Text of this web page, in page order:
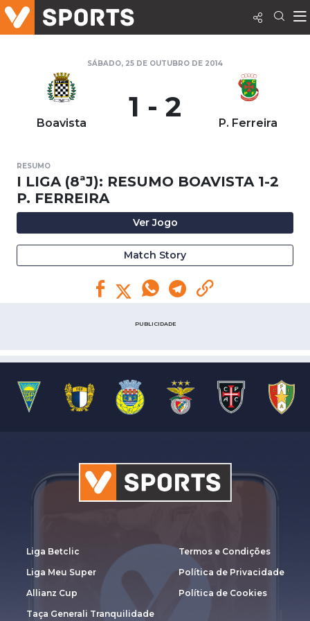
SÁBADO, 25 DE OUTUBRO DE 2014
Boavista 1 - 2 P. Ferreira
RESUMO
I LIGA (8ªJ): RESUMO BOAVISTA 1-2
P. FERREIRA
Ver Jogo
Match Story
PUBLICIDADE
Liga Betclic
Liga Meu Super
Allianz Cup
Taça Generali Tranquilidade
Termos e Condições
Política de Privacidade
Política de Cookies